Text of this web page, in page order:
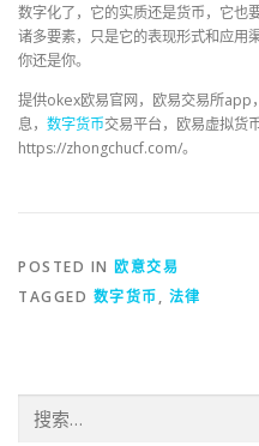
数字化了，它的实质还是货币，它也
诸多要素，只是它的表现形式和应用
你还是你。
提供okex欧易官网，欧易交易所
息， 数字货币交易平台，欧易虚拟货
https://zhongchucf.com/。
POSTED IN 欧意交易
TAGGED 数字货币, 法律
索：